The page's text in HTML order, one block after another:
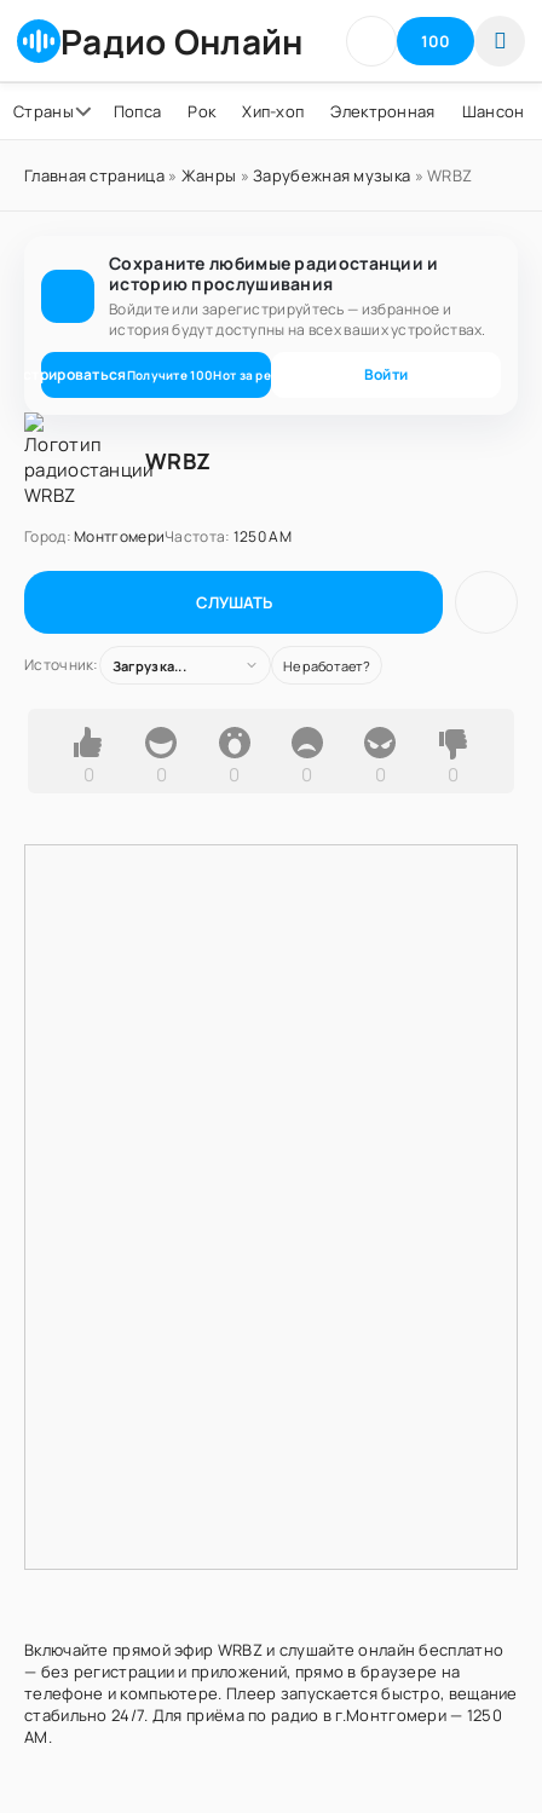
Радио Онлайн 100
Страны Попса Рок Хип-хоп Электронная Шансон
Главная страница» Жанры »Зарубежная музыка » WRBZ
Сохраните любимые радиостанции и
историю прослушивания
Войдите или зарегистрируйтесь — избранное и
история будут доступны на всех ваших устройствах.
Получите100Нот за регистрацию Войти
WRBZ
Город:МонтгомериЧастота: 1250 AM
СЛУШАТЬ
Источник: Загрузка... Не работает?
0 0 0 0 0 0
Включайте прямой эфир WRBZ и слушайте онлайн бесплатно
— без регистрации и приложений, прямо в браузере на
телефоне и компьютере. Плеер запускается быстро, вещание
стабильно 24/7. Для приёма по радио в г.Монтгомери — 1250
AM.